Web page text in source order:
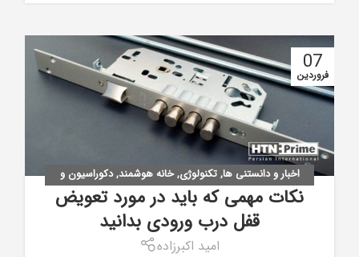
07
فروردین
اخبار و دانستنی ها,تکنولوژی,خانه هوشمند,دکوراسیون و
معماری
نکات مهمی که باید در مورد تعویض
قفل درب ورودی بدانید
امید اکبرزاده